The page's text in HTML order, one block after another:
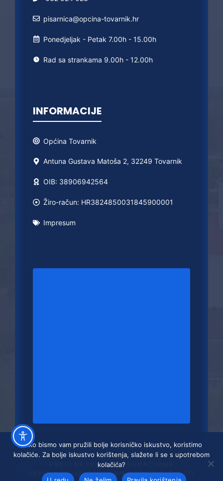
pisarnica@opcina-tovarnik.hr
Ponedjeljak - Petak 7.00h - 15.00h
Rad sa strankama 9.00h - 12.00h
INFORMACIJE
Općina Tovarnik
Antuna Gustava Matoša 2, 32249 Tovarnik
OIB: 38906942564
Žiro-račun: HR3824850031845900001
Impresum
PRAVO NA PRISTUP INFORMACIJAMA
PRAVILA PRIVATNOSTIIZJAVA O PRISTUPAČNOSTI
Kako bismo vam pružili bolje korisničko iskustvo, koristimo
kolačiće. Za bolje iskustvo korištenja, slažete li se s upotrebom
kolačića?